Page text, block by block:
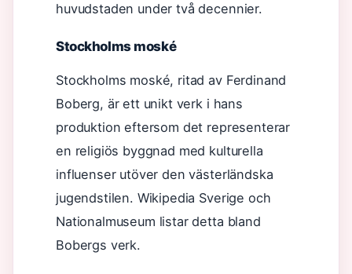
huvudstaden under två decennier.
Stockholms moské
Stockholms moské, ritad av Ferdinand
Boberg, är ett unikt verk i hans
produktion eftersom det representerar
en religiös byggnad med kulturella
influenser utöver den västerländska
jugendstilen. Wikipedia Sverige och
Nationalmuseum listar detta bland
Bobergs verk.